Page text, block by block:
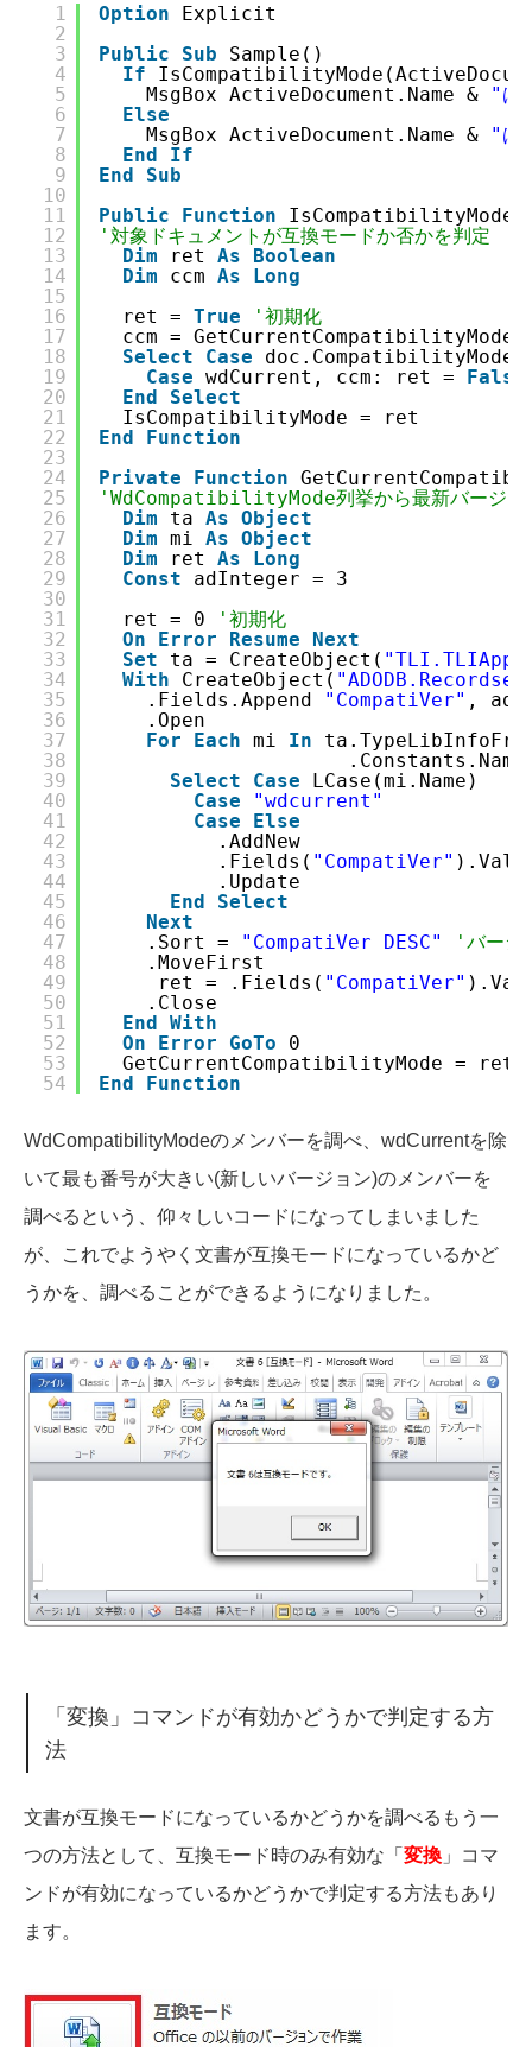
1
2
3
4
5
6
7
8
9
10
11
12
13
14
15
16
17
18
19
20
21
22
23
24
25
26
27
28
29
30
31
32
33
34
35
36
37
38
39
40
41
42
43
44
45
46
47
48
49
50
51
52
53
54
Option
Explicit
Public
Sub
Sample()
If
MsgBox ActiveDocument.Name &
"は
Else
MsgBox ActiveDocument.Name &
"は
End
If
End
Sub
Public
Function IsCompatibilityMode(
'対象ドキュメントが互換モードか否かを判定
Dim
ret As
Boolean
Dim
ccm As
Long
ret = True
'初期化
ccm =
Select
Case
doc.CompatibilityMode
Case wdCurrent, ccm: ret = False
End
Select
IsCompatibilityMode = ret
End
Function
Private
Function
'WdCompatibilityMode列挙から最新バージ
Dim
ta As Object
Dim mi As Object
Dim
ret As
Long
Const
adInteger = 3
ret = 0
'初期化
On
Error Resume
Next
Set
ta = CreateObject(
With
CreateObject(
.Fields.Append
"CompatiVer" ,
.Open
For
Each mi In
Select
Case
LCase(mi.Name)
Case
"wdcurrent"
Case
Else
.AddNew
.Fields( "CompatiVer"
.Update
End
Select
Next
.Sort =
"CompatiVer DESC"
'バージ
.MoveFirst
ret = .Fields( "CompatiVer"
.Close
End With
On
Error GoTo
0
GetCurrentCompatibilityMode = ret
End
Function
WdCompatibilityModeのメンバーを調べ、wdCurrentを除
いて最も番号が大きい(新しいバージョン)のメンバーを
調べるという、仰々しいコードになってしまいました
が、これでようやく文書が互換モードになっているかど
うかを、調べることができるようになりました。
「変換」コマンドが有効かどうかで判定する方
法
文書が互換モードになっているかどうかを調べるもう一
つの方法として、互換モード時のみ有効な「 変換 」コマ
ンドが有効になっているかどうかで判定する方法もあり
ます。